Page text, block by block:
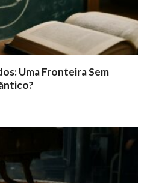
Uma Fronteira Sem